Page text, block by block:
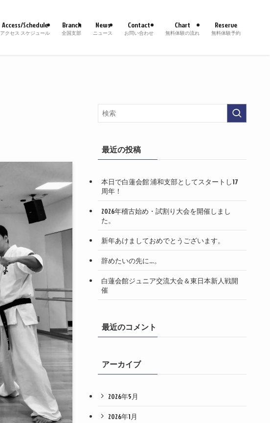
Access/Schedule
アクセス スケジュール
Branch
全国支部
News
ニュース
Contact
お問い合わせ
Chart
無料体験の流れ
Reserve
無料体験予約
最近の投稿
本日で白蓮会館 浦和支部としてスタートし17
周年！
2026年稽古始め・試割り大会を開催しまし
た。
新年あけましておめでとうございます。
辞めたいの先に…。
白蓮会館ジュニア交流大会＆東日本新人戦開
催
最近のコメント
アーカイブ
2026年5月
2026年1月